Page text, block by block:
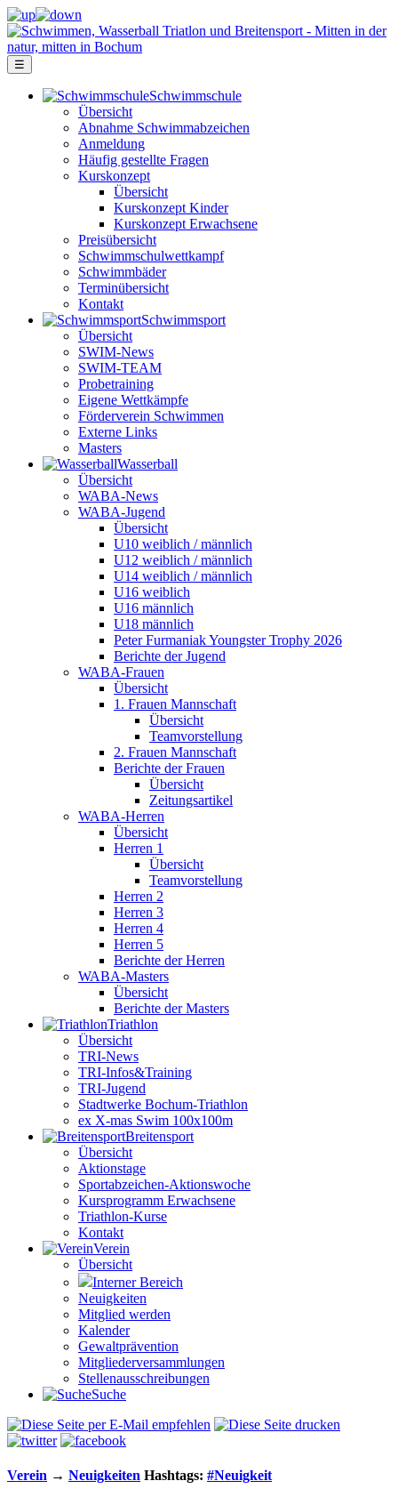
☰
Schwimm­schule
Übersicht
Ab­nah­me Schwimm­ab­zei­chen
Anmeldung
Häufig gestellte Fragen
Kurs­konzept
Übersicht
Kurskonzept Kinder
Kurskonzept Erwachsene
Preis­über­sicht
Schwimm­schul­wett­kampf
Schwimm­bäder
Terminübersicht
Kontakt
Schwimm­sport
Übersicht
SWIM-News
SWIM-TEAM
Probe­training
Eigene Wettkämpfe
Förderverein Schwimmen
Externe Links
Masters
Wasser­ball
Übersicht
WABA-News
WABA-Jugend
Übersicht
U10 weiblich / männlich
U12 weiblich / männlich
U14 weiblich / männlich
U16 weiblich
U16 männlich
U18 männlich
Peter Furmaniak Youngster Trophy 2026
Berichte der Jugend
WABA-Frauen
Übersicht
1. Frauen Mannschaft
Übersicht
Teamvorstellung
2. Frauen Mannschaft
Berichte der Frauen
Übersicht
Zeitungsartikel
WABA-Herren
Übersicht
Herren 1
Übersicht
Teamvorstellung
Herren 2
Herren 3
Herren 4
Herren 5
Berichte der Herren
WABA-Masters
Übersicht
Berichte der Masters
Triathlon
Übersicht
TRI-News
TRI-Infos&Training
TRI-Jugend
Stadtwerke Bochum-Triathlon
ex X-mas Swim 100x100m
Breiten­sport
Übersicht
Aktionstage
Sportabzeichen-Aktionswoche
Kursprogramm Erwachsene
Triathlon-Kurse
Kontakt
Verein
Übersicht
Interner Bereich
Neuigkeiten
Mitglied werden
Kalender
Gewaltprävention
Mitglieder­versammlungen
Stellen­aus­schrei­bungen
Suche
Verein → Neuigkeiten Hashtags: #Neuigkeit